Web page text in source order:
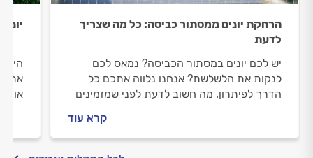
הרחקת יונים ממסתור כביסה: כל מה שצריך
לדעת
יש לכם יונים במסתור הכביסה? נמאס לכם
לנקות את הלשלשת? אנחנו נלווה אתכם כל
הדרך לפיתרון. מה חשוב לדעת לפני שמזמינים
קרא עוד